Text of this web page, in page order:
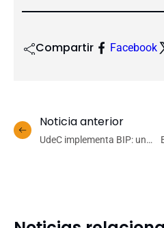
Compartir Facebook
Noticia anterior
UdeC implementa BIP: un